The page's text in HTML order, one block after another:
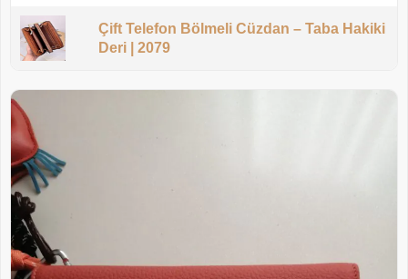
Çift Telefon Bölmeli Cüzdan – Taba Hakiki
Deri | 2079